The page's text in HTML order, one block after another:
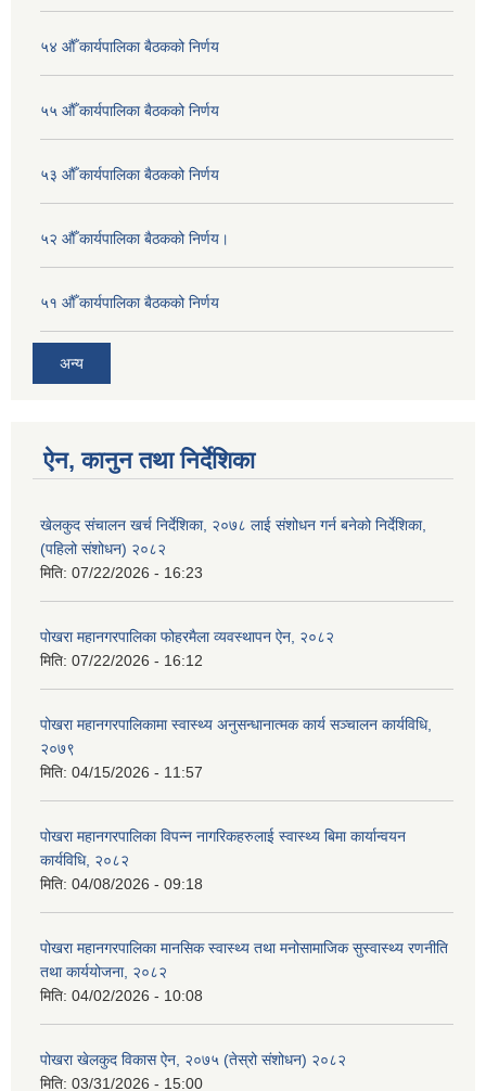
५४ औँ कार्यपालिका बैठकको निर्णय
५५ औँ कार्यपालिका बैठकको निर्णय
५३ औँ कार्यपालिका बैठकको निर्णय
५२ औँ कार्यपालिका बैठकको निर्णय।
५१ औँ कार्यपालिका बैठकको निर्णय
अन्य
ऐन, कानुन तथा निर्देशिका
खेलकुद संचालन खर्च निर्देशिका, २०७८ लाई संशोधन गर्न बनेको निर्देशिका,
(पहिलो संशोधन) २०८२
मिति: 07/22/2026 - 16:23
पोखरा महानगरपालिका फोहरमैला व्यवस्थापन ऐन, २०८२
मिति: 07/22/2026 - 16:12
पोखरा महानगरपालिकामा स्वास्थ्य अनुसन्धानात्मक कार्य सञ्चालन कार्यविधि,
२०७९
मिति: 04/15/2026 - 11:57
पोखरा महानगरपालिका विपन्न नागरिकहरुलाई स्वास्थ्य बिमा कार्यान्वयन
कार्यविधि, २०८२
मिति: 04/08/2026 - 09:18
पोखरा महानगरपालिका मानसिक स्वास्थ्य तथा मनोसामाजिक सुस्वास्थ्य रणनीति
तथा कार्ययोजना, २०८२
मिति: 04/02/2026 - 10:08
पोखरा खेलकुद विकास ऐन, २०७५ (तेस्रो संशोधन) २०८२
मिति: 03/31/2026 - 15:00